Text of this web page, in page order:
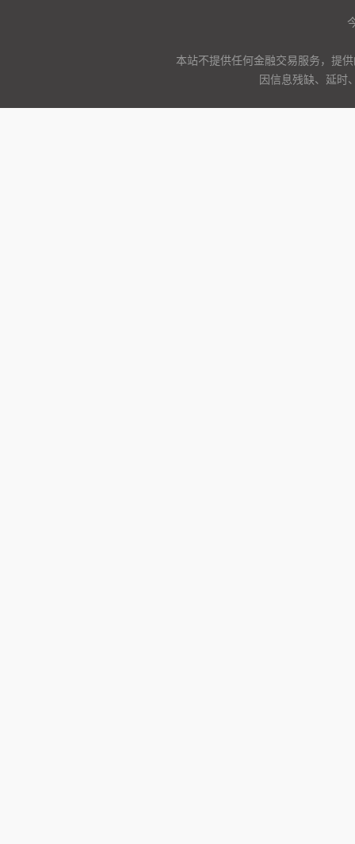
本站不提供任何金融交易服务，提
因信息残缺、延时